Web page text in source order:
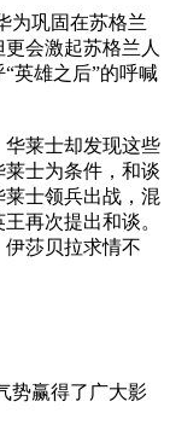
为巩固在苏格兰
会激起苏格兰人
英雄之后”的呼喊
莱士却发现这些
士为条件，和谈
士领兵出战，混
再次提出和谈。
莎贝拉求情不
势赢得了广大影